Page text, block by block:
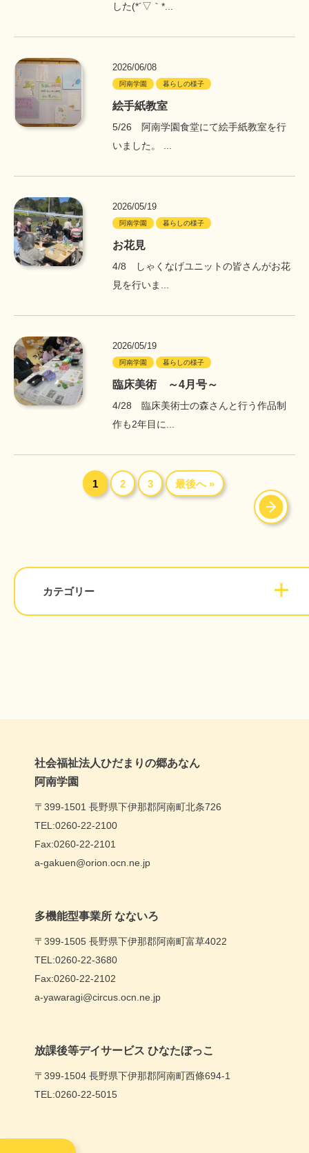
した(*´▽｀*...
2026/06/08
阿南学園 暮らしの様子
絵手紙教室
5/26 阿南学園食堂にて絵手紙教室を行
いました。 ...
2026/05/19
阿南学園 暮らしの様子
お花見
4/8 しゃくなげユニットの皆さんがお花
見を行いま...
2026/05/19
阿南学園 暮らしの様子
臨床美術 ～4月号～
4/28 臨床美術士の森さんと行う作品制
作も2年目に...
1 2 3 最後へ »
カテゴリー
社会福祉法人ひだまりの郷あなん
阿南学園
〒399-1501 長野県下伊那郡阿南町北条726
TEL:0260-22-2100
Fax:0260-22-2101
a-gakuen@orion.ocn.ne.jp
多機能型事業所 なないろ
〒399-1505 長野県下伊那郡阿南町富草4022
TEL:0260-22-3680
Fax:0260-22-2102
a-yawaragi@circus.ocn.ne.jp
放課後等デイサービス ひなたぼっこ
〒399-1504 長野県下伊那郡阿南町西條694-1
TEL:0260-22-5015